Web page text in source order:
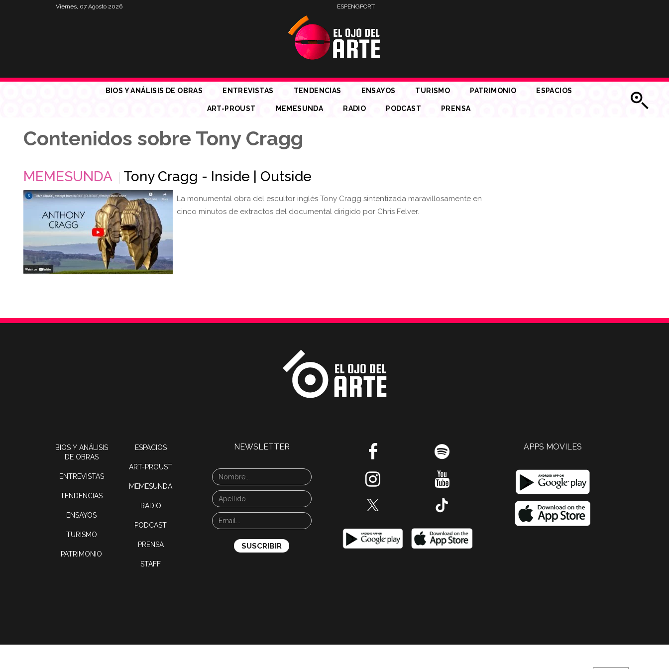
Viernes, 07 Agosto 2026 ESPENGPORT
BIOS Y ANÁLISIS DE OBRAS ENTREVISTAS TENDENCIAS ENSAYOS TURISMO PATRIMONIO ESPACIOS
ART-PROUST MEMESUNDA RADIO PODCAST PRENSA
Contenidos sobre Tony Cragg
MEMESUNDA Tony Cragg - Inside | Outside
La monumental obra del escultor inglés Tony Cragg sintentizada maravillosamente en
cinco minutos de extractos del documental dirigido por Chris Felver.
BIOS Y ANÁLISIS
DE OBRAS
ENTREVISTAS
TENDENCIAS
ENSAYOS
TURISMO
PATRIMONIO
ESPACIOS
ART-PROUST
MEMESUNDA
RADIO
PODCAST
PRENSA
STAFF
NEWSLETTER APPS MOVILES